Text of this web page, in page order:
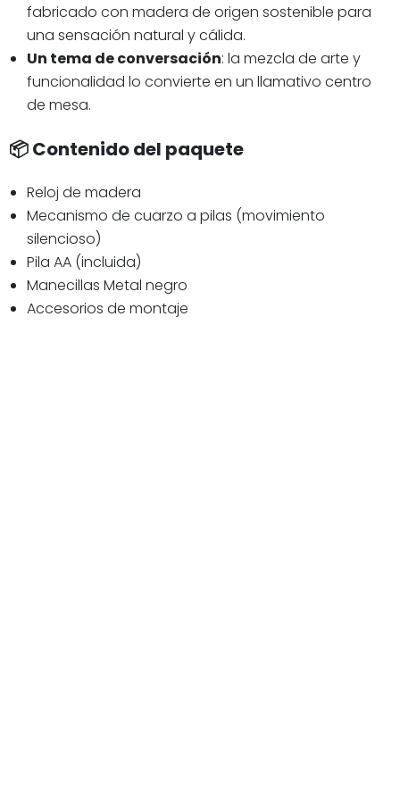
fabricado con madera de origen sostenible para
una sensación natural y cálida.
Un tema de conversación: la mezcla de arte y
funcionalidad lo convierte en un llamativo centro
de mesa.
📦 Contenido del paquete
Reloj de madera
Mecanismo de cuarzo a pilas (movimiento
silencioso)
Pila AA (incluida)
Manecillas Metal negro
Accesorios de montaje